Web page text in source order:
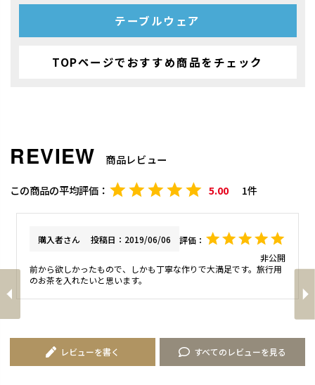
テーブルウェア
TOPページでおすすめ商品をチェック
商品レビュー
5.00 1
購入者
非公開
投稿日 2019/06/06
前から欲しかったもので、しかも丁寧な作りで大満足です。旅行用
すべてのレビューを見る
レビューを書く